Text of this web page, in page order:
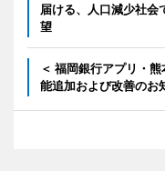
届ける、人口減少社会
望
＜ 福岡銀行アプリ・
能追加および改善のお